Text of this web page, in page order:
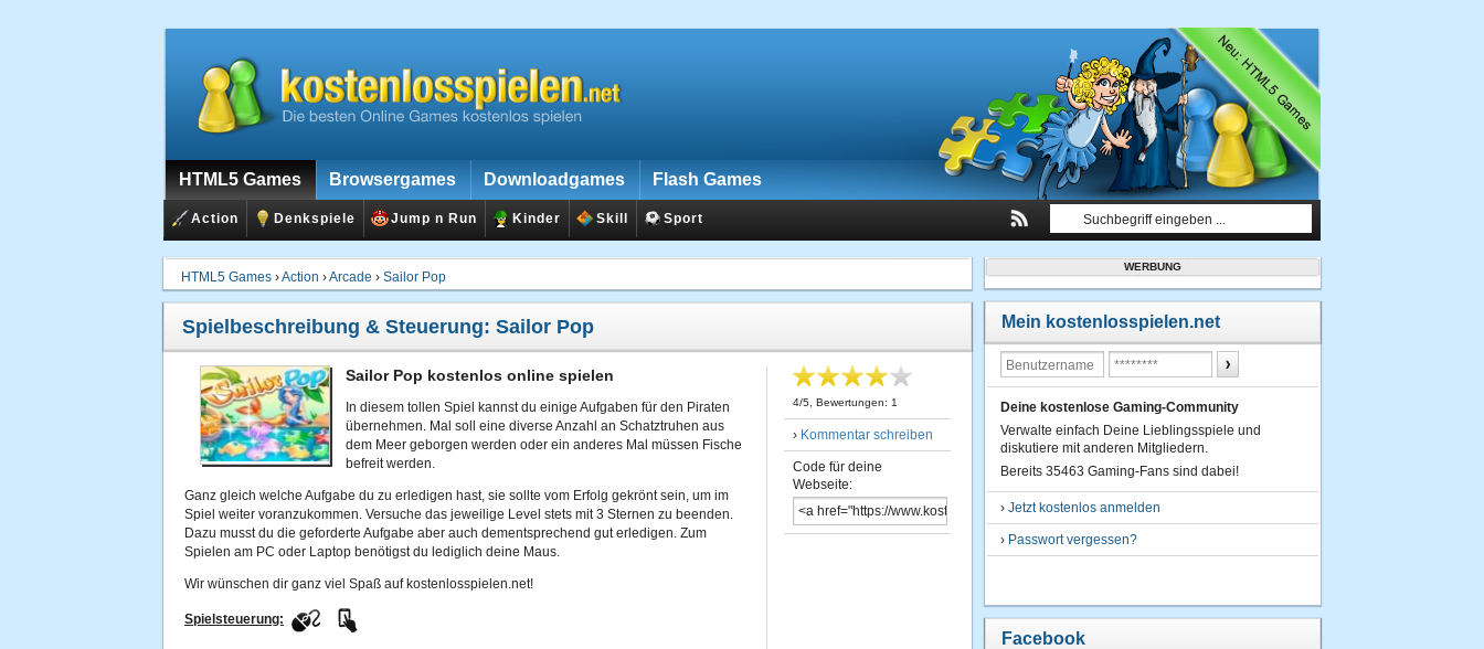
HTML5 Games Browsergames Downloadgames Flash Games
Action Denkspiele Jump n Run Kinder Skill Sport
HTML5 Games ›Action ›Arcade › Sailor Pop
Spielbeschreibung & Steuerung: Sailor Pop
Sailor Pop kostenlos online spielen
In diesem tollen Spiel kannst du einige Aufgaben für den Piraten
übernehmen. Mal soll eine diverse Anzahl an Schatztruhen aus
dem Meer geborgen werden oder ein anderes Mal müssen Fische
befreit werden.
Ganz gleich welche Aufgabe du zu erledigen hast, sie sollte vom Erfolg gekrönt sein, um im
Spiel weiter voranzukommen. Versuche das jeweilige Level stets mit 3 Sternen zu beenden.
Dazu musst du die geforderte Aufgabe aber auch dementsprechend gut erledigen. Zum
Spielen am PC oder Laptop benötigst du lediglich deine Maus.
Wir wünschen dir ganz viel Spaß auf kostenlosspielen.net!
Spielsteuerung:
4/5 , Bewertungen: 1
› Kommentar schreiben
Code für deine
Webseite:
WERBUNG
Mein kostenlosspielen.net
Deine kostenlose Gaming-Community
Verwalte einfach Deine Lieblingsspiele und
diskutiere mit anderen Mitgliedern.
Bereits 35463 Gaming-Fans sind dabei!
› Jetzt kostenlos anmelden
› Passwort vergessen?
Facebook